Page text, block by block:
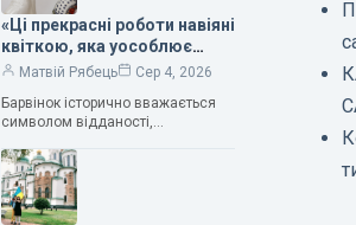
«Ці прекрасні роботи навіяні
квіткою, яка уособлює
нескінченне кохання», —
Людмила Карпінська-
Романюк
Матвій Рябець
Сер 4, 2026
Барвінок історично вважається
символом відданості,
та тривалого подружнього союзу.
Саме тому ця рослина надихала і
продовжує надихати митців на